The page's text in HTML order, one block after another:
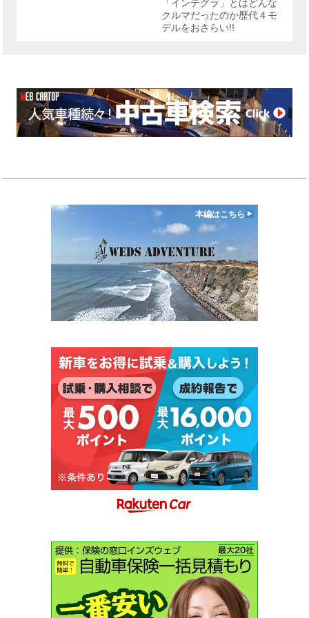
「インテグラ」とはどんな
クルマだったのか歴代４モ
デルをおさらい!!
本編はこちら